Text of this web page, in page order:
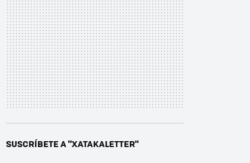
SUSCRÍBETE A "XATAKALETTER"